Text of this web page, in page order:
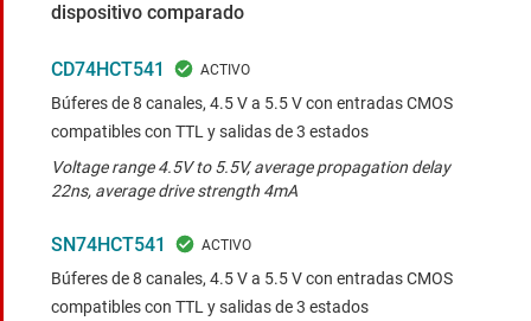
dispositivo comparado
CD74HCT541
Búferes de 8 canales, 4.5 V a 5.5 V con entradas CMOS
compatibles con TTL y salidas de 3 estados
Voltage range 4.5V to 5.5V, average propagation delay
22ns, average drive strength 4mA
SN74HCT541
Búferes de 8 canales, 4.5 V a 5.5 V con entradas CMOS
compatibles con TTL y salidas de 3 estados